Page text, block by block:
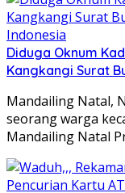
Diduga Oknum
Kangkangi Surat
Mandailing Natal,
seorang warga
Mandailing Natal